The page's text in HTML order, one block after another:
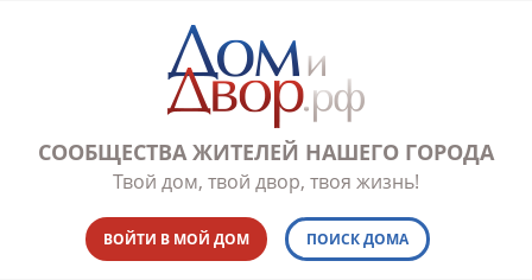
СООБЩЕСТВА ЖИТЕЛЕЙ НАШЕГО ГОРОДА
Твой дом, твой двор, твоя жизнь!
ВОЙТИ В МОЙ ДОМ ПОИСК ДОМА